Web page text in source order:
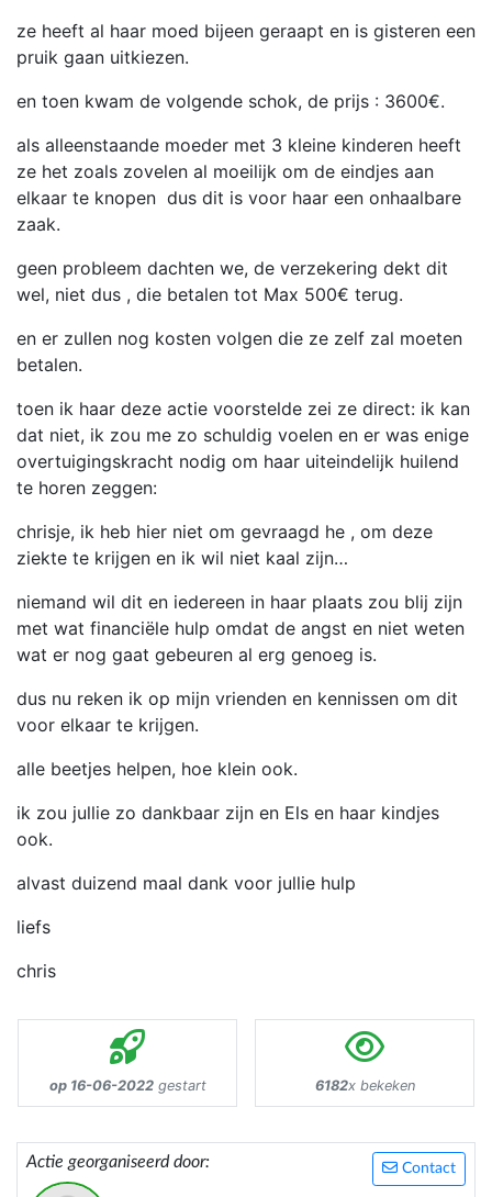
ze heeft al haar moed bijeen geraapt en is gisteren een
pruik gaan uitkiezen.
en toen kwam de volgende schok, de prijs : 3600€.
als alleenstaande moeder met 3 kleine kinderen heeft
ze het zoals zovelen al moeilijk om de eindjes aan
elkaar te knopen dus dit is voor haar een onhaalbare
zaak.
geen probleem dachten we, de verzekering dekt dit
wel, niet dus , die betalen tot Max 500€ terug.
en er zullen nog kosten volgen die ze zelf zal moeten
betalen.
toen ik haar deze actie voorstelde zei ze direct: ik kan
dat niet, ik zou me zo schuldig voelen en er was enige
overtuigingskracht nodig om haar uiteindelijk huilend
te horen zeggen:
chrisje, ik heb hier niet om gevraagd he , om deze
ziekte te krijgen en ik wil niet kaal zijn…
niemand wil dit en iedereen in haar plaats zou blij zijn
met wat financiële hulp omdat de angst en niet weten
wat er nog gaat gebeuren al erg genoeg is.
dus nu reken ik op mijn vrienden en kennissen om dit
voor elkaar te krijgen.
alle beetjes helpen, hoe klein ook.
ik zou jullie zo dankbaar zijn en Els en haar kindjes
ook.
alvast duizend maal dank voor jullie hulp
liefs
chris
op 16-06-2022gestart 6182x bekeken
Contact
Actie georganiseerd door: